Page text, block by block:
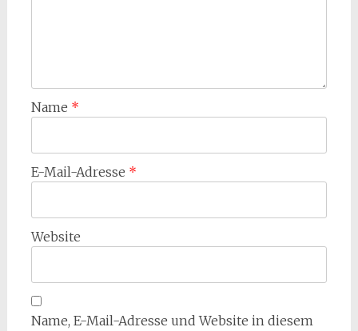
Name *
E-Mail-Adresse *
Website
Name, E-Mail-Adresse und Website in diesem